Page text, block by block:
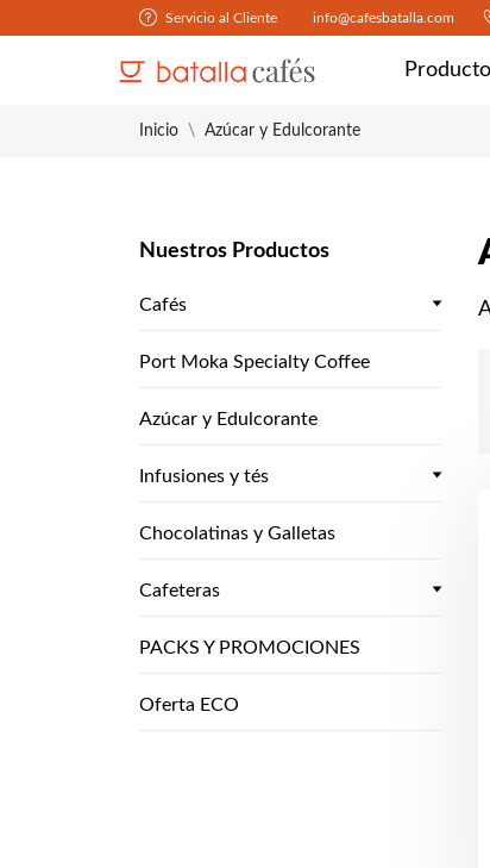
Servicio al Cliente info@cafesbatalla.com
Inicio Azúcar y Edulcorante
Nuestros Productos
Cafés
Port Moka Specialty Coffee
Azúcar y Edulcorante
Infusiones y tés
Chocolatinas y Galletas
Cafeteras
PACKS Y PROMOCIONES
Oferta ECO